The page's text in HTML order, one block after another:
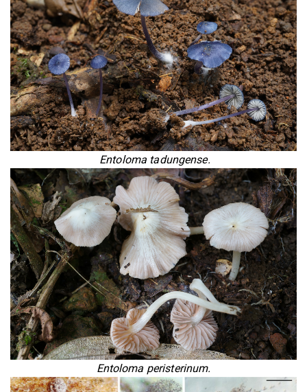
Entoloma tadungense.
Entoloma peristerinum.